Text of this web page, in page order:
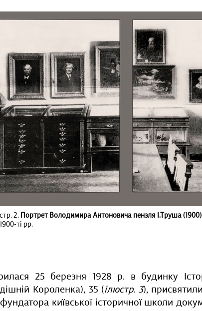
2. Портрет Володимира Антоновича пензля І.Труша
ті рр.
25 березня 1928 р. в будинку
Короленка), 35 (ілюстр. 3),
київської історичної школи